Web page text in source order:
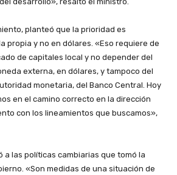
planteó que la prioridad es
propia y no en dólares. «Eso requiere de
de capitales local y no depender del
externa, en dólares, y tampoco del
monetaria, del Banco Central. Hoy
en el camino correcto en la dirección
con los lineamientos que buscamos»,
a las políticas cambiarias que tomó la
«Son medidas de una situación de